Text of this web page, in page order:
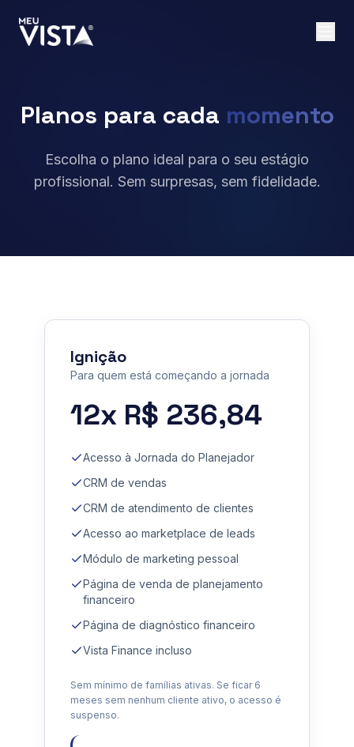
Planos para cada momento
Escolha o plano ideal para o seu estágio
profissional. Sem surpresas, sem fidelidade.
Ignição
Para quem está começando a jornada
12x R$ 236,84
Acesso à Jornada do Planejador
CRM de vendas
CRM de atendimento de clientes
Acesso ao marketplace de leads
Módulo de marketing pessoal
Página de venda de planejamento
financeiro
Página de diagnóstico financeiro
Vista Finance incluso
Sem mínimo de famílias ativas. Se ficar 6
meses sem nenhum cliente ativo, o acesso é
suspenso.